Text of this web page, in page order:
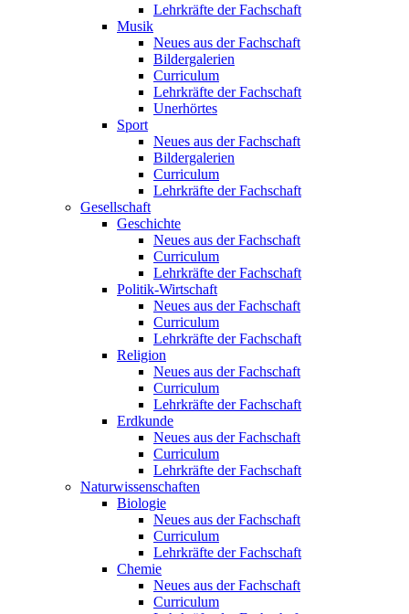
Lehrkräfte der Fachschaft
Musik
Neues aus der Fachschaft
Bildergalerien
Curriculum
Lehrkräfte der Fachschaft
Unerhörtes
Sport
Neues aus der Fachschaft
Bildergalerien
Curriculum
Lehrkräfte der Fachschaft
Gesellschaft
Geschichte
Neues aus der Fachschaft
Curriculum
Lehrkräfte der Fachschaft
Politik-Wirtschaft
Neues aus der Fachschaft
Curriculum
Lehrkräfte der Fachschaft
Religion
Neues aus der Fachschaft
Curriculum
Lehrkräfte der Fachschaft
Erdkunde
Neues aus der Fachschaft
Curriculum
Lehrkräfte der Fachschaft
Naturwissenschaften
Biologie
Neues aus der Fachschaft
Curriculum
Lehrkräfte der Fachschaft
Chemie
Neues aus der Fachschaft
Curriculum